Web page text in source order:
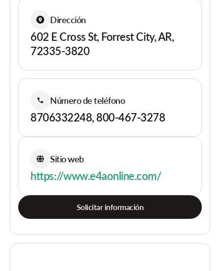
Dirección
602 E Cross St, Forrest City, AR,
72335-3820
Número de teléfono
8706332248, 800-467-3278
Sitio web
https://www.e4aonline.com/
Solicitar información